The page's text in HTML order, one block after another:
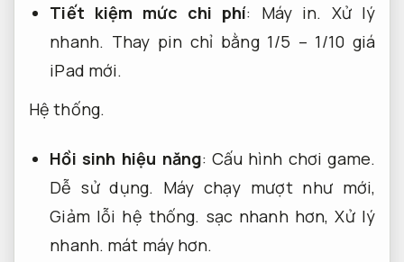
Tiết kiệm mức chi phí: Máy in. Xử lý
nhanh. Thay pin chỉ bằng 1/5 – 1/10 giá
iPad mới.
Hệ thống.
Hồi sinh hiệu năng:Cấu hình chơi game.
Dễ sử dụng. Máy chạy mượt như mới,
Giảm lỗi hệ thống. sạc nhanh hơn,Xử lý
nhanh. mát máy hơn.